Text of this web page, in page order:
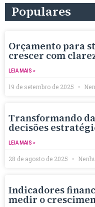
Populares
Orçamento para
crescer com
LEIA MAIS »
19 de setembro de 2025
Transformando
decisões
LEIA MAIS »
28 de agosto de 2025
Indicadores
medir o